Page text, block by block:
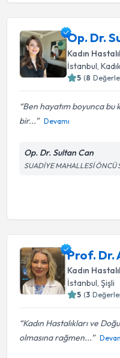
Op. Dr.
Kadın
İstanbul ,
5 (8
Ben hayatım boyunca
bir...
Devamı
Op. Dr. Sultan Can
SUADİYE MAHALLESİ ÖNCÜ
Prof. Dr.
Kadın
İstanbul, Şişli
5 (3
Kadın Hastalıkları ve
olmasına rağmen...